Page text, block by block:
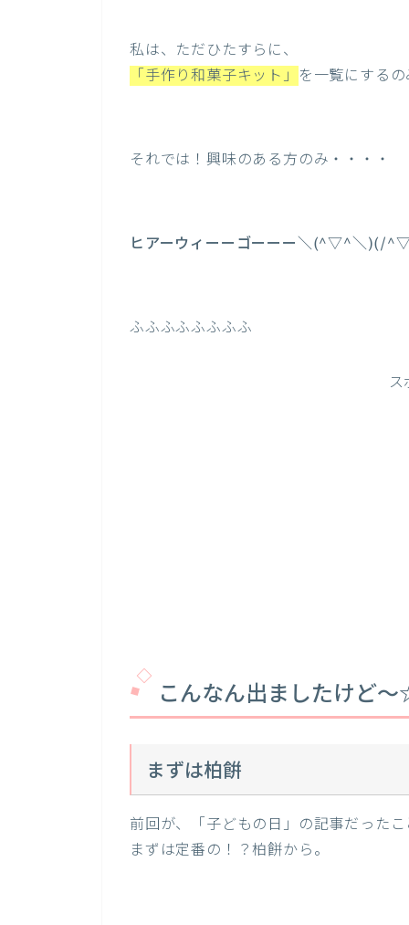
私は、ただひたすらに、
「手作り和菓子キット」 を一覧にするの
それでは！興味のある方のみ・・・・
ヒアーウィーーゴーーー＼(^▽^＼)(/
ふふふふふふふふ
ス
こんなん出ましたけど
まずは柏餠
前回が、「子どもの日」の記事だったこ
まずは定番の！？柏餅から。